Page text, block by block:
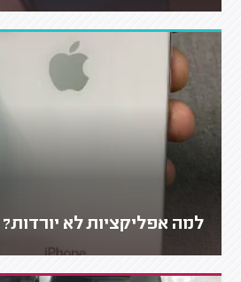
למה אפליקציות לא יורדות?